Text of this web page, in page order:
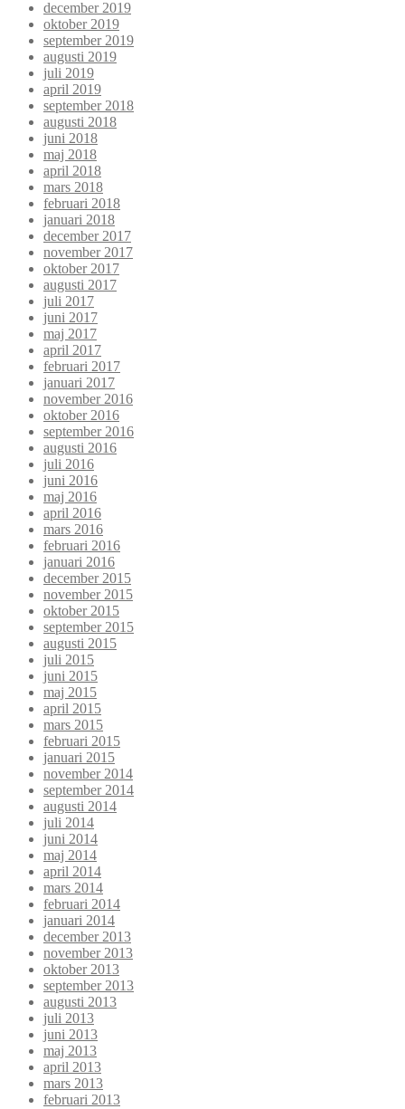
december 2019
oktober 2019
september 2019
augusti 2019
juli 2019
april 2019
september 2018
augusti 2018
juni 2018
maj 2018
april 2018
mars 2018
februari 2018
januari 2018
december 2017
november 2017
oktober 2017
augusti 2017
juli 2017
juni 2017
maj 2017
april 2017
februari 2017
januari 2017
november 2016
oktober 2016
september 2016
augusti 2016
juli 2016
juni 2016
maj 2016
april 2016
mars 2016
februari 2016
januari 2016
december 2015
november 2015
oktober 2015
september 2015
augusti 2015
juli 2015
juni 2015
maj 2015
april 2015
mars 2015
februari 2015
januari 2015
november 2014
september 2014
augusti 2014
juli 2014
juni 2014
maj 2014
april 2014
mars 2014
februari 2014
januari 2014
december 2013
november 2013
oktober 2013
september 2013
augusti 2013
juli 2013
juni 2013
maj 2013
april 2013
mars 2013
februari 2013